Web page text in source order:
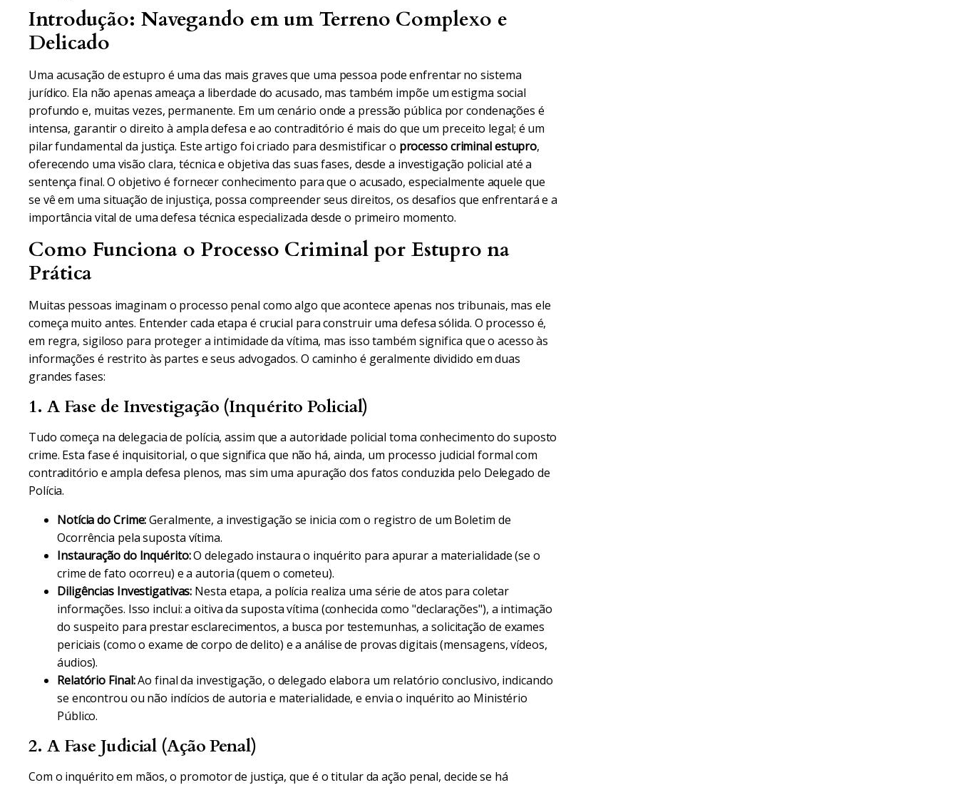
Introdução: Navegando em um Terreno Complexo e
Delicado
Uma acusação de estupro é uma das mais graves que uma pessoa pode enfrentar no sistema
jurídico. Ela não apenas ameaça a liberdade do acusado, mas também impõe um estigma social
profundo e, muitas vezes, permanente. Em um cenário onde a pressão pública por condenações é
intensa, garantir o direito à ampla defesa e ao contraditório é mais do que um preceito legal; é um
pilar fundamental da justiça. Este artigo foi criado para desmistificar o processo criminal estupro,
oferecendo uma visão clara, técnica e objetiva das suas fases, desde a investigação policial até a
sentença final. O objetivo é fornecer conhecimento para que o acusado, especialmente aquele que
se vê em uma situação de injustiça, possa compreender seus direitos, os desafios que enfrentará e a
importância vital de uma defesa técnica especializada desde o primeiro momento.
Como Funciona o Processo Criminal por Estupro na
Prática
Muitas pessoas imaginam o processo penal como algo que acontece apenas nos tribunais, mas ele
começa muito antes. Entender cada etapa é crucial para construir uma defesa sólida. O processo é,
em regra, sigiloso para proteger a intimidade da vítima, mas isso também significa que o acesso às
informações é restrito às partes e seus advogados. O caminho é geralmente dividido em duas
grandes fases:
1. A Fase de Investigação (Inquérito Policial)
Tudo começa na delegacia de polícia, assim que a autoridade policial toma conhecimento do suposto
crime. Esta fase é inquisitorial, o que significa que não há, ainda, um processo judicial formal com
contraditório e ampla defesa plenos, mas sim uma apuração dos fatos conduzida pelo Delegado de
Polícia.
Notícia do Crime:Geralmente, a investigação se inicia com o registro de um Boletim de
Ocorrência pela suposta vítima.
Instauração do Inquérito:O delegado instaura o inquérito para apurar a materialidade (se o
crime de fato ocorreu) e a autoria (quem o cometeu).
Diligências Investigativas: Nesta etapa, a polícia realiza uma série de atos para coletar
informações. Isso inclui: a oitiva da suposta vítima (conhecida como "declarações"), a intimação
do suspeito para prestar esclarecimentos, a busca por testemunhas, a solicitação de exames
periciais (como o exame de corpo de delito) e a análise de provas digitais (mensagens, vídeos,
áudios).
Relatório Final:Ao final da investigação, o delegado elabora um relatório conclusivo, indicando
se encontrou ou não indícios de autoria e materialidade, e envia o inquérito ao Ministério
Público.
2. A Fase Judicial (Ação Penal)
Com o inquérito em mãos, o promotor de justiça, que é o titular da ação penal, decide se há